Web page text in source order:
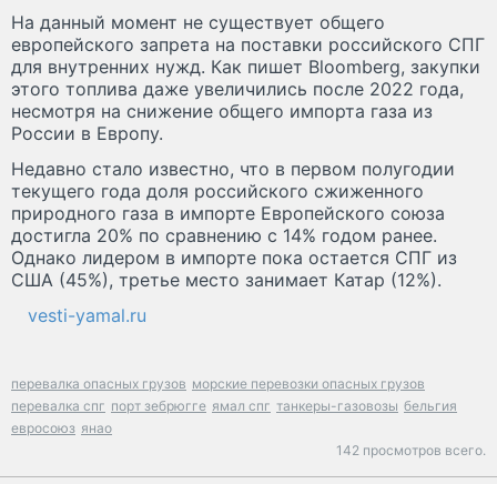
На данный момент не существует общего
европейского запрета на поставки российского СПГ
для внутренних нужд. Как пишет Bloomberg, закупки
этого топлива даже увеличились после 2022 года,
несмотря на снижение общего импорта газа из
России в Европу.
Недавно стало известно, что в первом полугодии
текущего года доля российского сжиженного
природного газа в импорте Европейского союза
достигла 20% по сравнению с 14% годом ранее.
Однако лидером в импорте пока остается СПГ из
США (45%), третье место занимает Катар (12%).
vesti-yamal.ru
перевалка опасных грузов морские перевозки опасных грузов
перевалка спг порт зебрюгге ямал спг танкеры-газовозы бельгия
евросоюз янао
142 просмотров всего.